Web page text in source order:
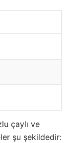
çaylı ve
şu şekildedir: